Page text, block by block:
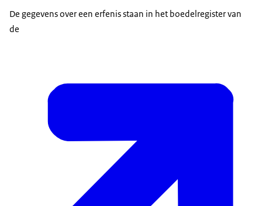
De gegevens over een erfenis staan in het boedelregister van
de